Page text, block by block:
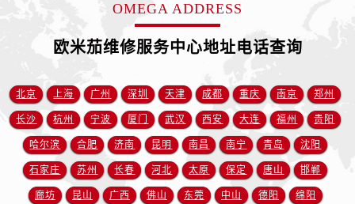
福建省厦门市思明区湖滨东路95号万象城华润大厦B座11层1104室欧米茄售后服务中心（需提前预约）
广东省潮州市潮安区新风路与潮汕路交汇处欧米茄售后服务中心（需提前预约）
广东省广州市天河区天河路230号万菱汇国际中心A塔7层704室欧米茄售后服务中心（需提前预约）
广东省广州市越秀区环市东路371-375号世界贸易中心大厦南塔15层1507室欧米茄售后服务中心（需提前预约）
广东省河源市源城区越王大道欧米茄售后服务中心（需提前预约）
OMEGA ADDRESS
欧米茄维修服务中心地址电话查询
北京 上海 广州 深圳 天津 成都 重庆 南京 郑州
长沙 杭州 宁波 厦门 武汉 西安 大连 福州 贵阳
哈尔滨 合肥 济南 昆明 南昌 南宁 青岛 沈阳
石家庄 苏州 长春 河北 太原 保定 唐山 邯郸
廊坊 昆山 广西 佛山 东莞 中山 德阳 绵阳